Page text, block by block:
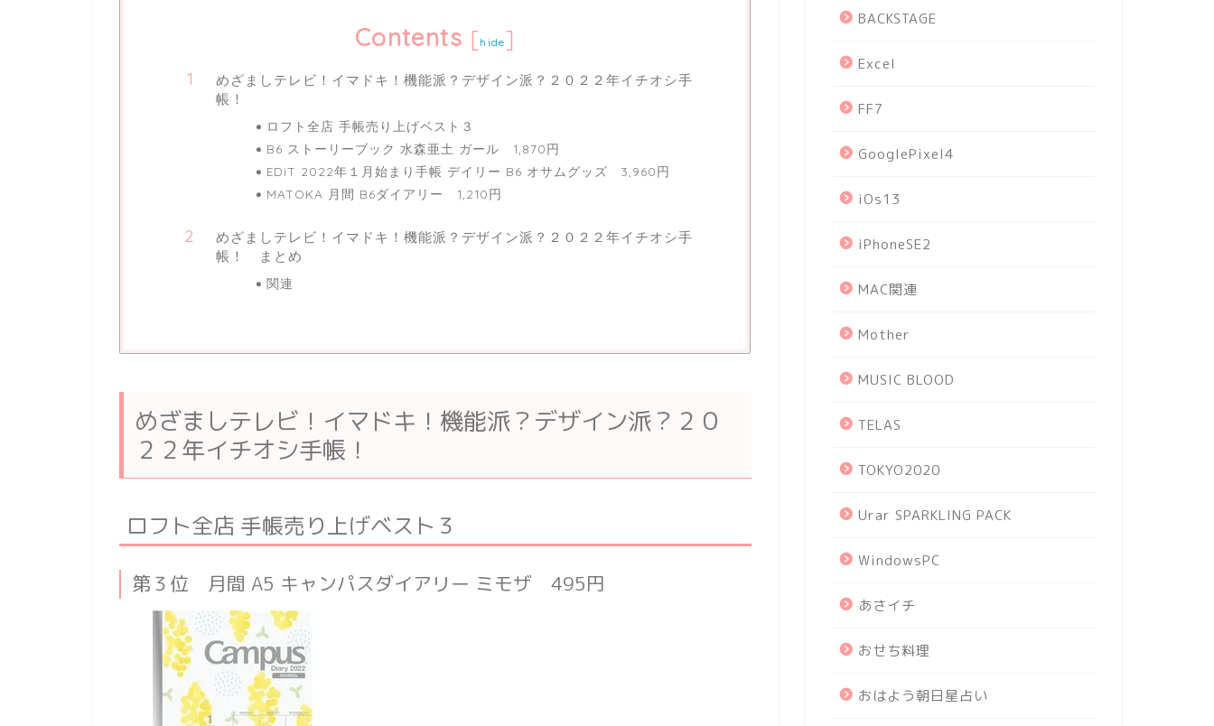
Contents [hide]
めざましテレビ！イマドキ！機能派？デザイン派？２０２２年イチオシ手
帳！
ロフト全店 手帳売り上げベスト３
B6 ストーリーブック 水森亜土 ガール 1,870円
EDiT 2022年１月始まり手帳 デイリー B6 オサムグッズ 3,960円
MATOKA 月間 B6ダイアリー 1,210円
めざましテレビ！イマドキ！機能派？デザイン派？２０２２年イチオシ手
帳！ まとめ
関連
めざましテレビ！イマドキ！機能派？デザイン派？２０
２２年イチオシ手帳！
ロフト全店 手帳売り上げベスト３
第３位 月間 A5 キャンパスダイアリー ミモザ 495円
BACKSTAGE
Excel
FF7
GooglePixel4
iOs13
iPhoneSE2
MAC関連
Mother
MUSIC BLOOD
TELAS
TOKYO2020
Urar SPARKLING PACK
WindowsPC
あさイチ
おせち料理
おはよう朝日星占い